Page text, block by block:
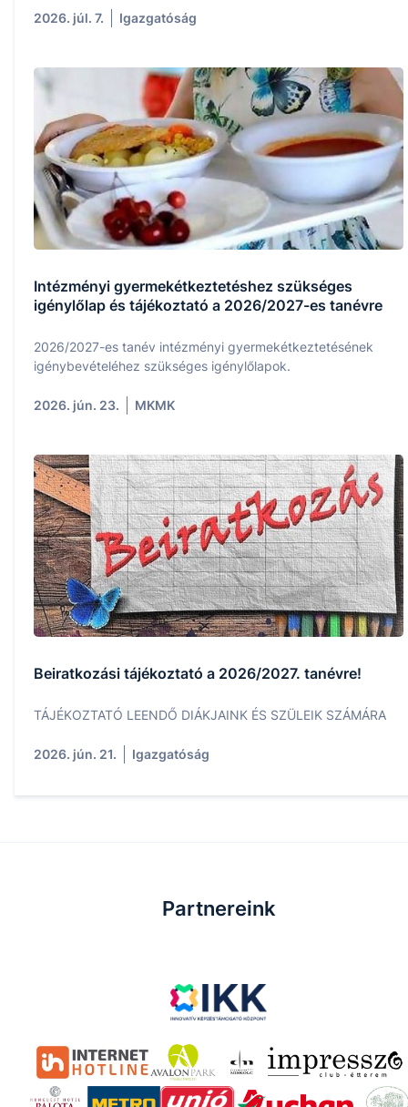
2026. júl. 7. Igazgatóság
Intézményi gyermekétkeztetéshez szükséges
igénylőlap és tájékoztató a 2026/2027-es tanévre
2026/2027-es tanév intézményi gyermekétkeztetésének
igénybevételéhez szükséges igénylőlapok.
2026. jún. 23. MKMK
Beiratkozási tájékoztató a 2026/2027. tanévre!
TÁJÉKOZTATÓ LEENDŐ DIÁKJAINK ÉS SZÜLEIK SZÁMÁRA
2026. jún. 21. Igazgatóság
Partnereink